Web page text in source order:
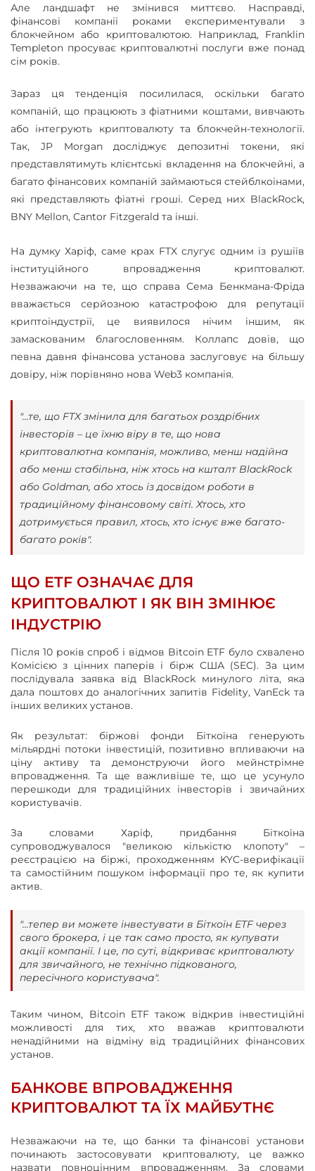
Але ландшафт не змінився миттєво. Насправді,
фінансові компанії роками експериментували з
блокчейном або криптовалютою. Наприклад, Franklin
Templeton просуває криптовалютні послуги вже понад
сім років.
Зараз ця тенденція посилилася, оскільки багато
компаній, що працюють з фіатними коштами, вивчають
або інтегрують криптовалюту та блокчейн-технології.
Так, JP Morgan досліджує депозитні токени, які
представлятимуть клієнтські вкладення на блокчейні, а
багато фінансових компаній займаються стейблкоінами,
які представляють фіатні гроші. Серед них BlackRock,
BNY Mellon, Cantor Fitzgerald та інші.
На думку Харіф, саме крах FTX слугує одним із рушіїв
інституційного впровадження криптовалют.
Незважаючи на те, що справа Сема Бенкмана-Фріда
вважається серйозною катастрофою для репутації
криптоіндустрії, це виявилося нічим іншим, як
замаскованим благословенням. Коллапс довів, що
певна давня фінансова установа заслуговує на більшу
довіру, ніж порівняно нова Web3 компанія.
"...те, що FTX змінила для багатьох роздрібних
інвесторів – це їхню віру в те, що нова
криптовалютна компанія, можливо, менш надійна
або менш стабільна, ніж хтось на кшталт BlackRock
або Goldman, або хтось із досвідом роботи в
традиційному фінансовому світі. Хтось, хто
дотримується правил, хтось, хто існує вже багато-
багато років".
ЩО ETF ОЗНАЧАЄ ДЛЯ
КРИПТОВАЛЮТ І ЯК ВІН ЗМІНЮЄ
ІНДУСТРІЮ
Після 10 років спроб і відмов Bitcoin ETF було схвалено
Комісією з цінних паперів і бірж США (SEC). За цим
послідувала заявка від BlackRock минулого літа, яка
дала поштовх до аналогічних запитів Fidelity, VanEck та
інших великих установ.
Як результат: біржові фонди Біткоїна генерують
мільярдні потоки інвестицій, позитивно впливаючи на
ціну активу та демонструючи його мейнстрімне
впровадження. Та ще важливіше те, що це усунуло
перешкоди для традиційних інвесторів і звичайних
користувачів.
За словами Харіф, придбання Біткоїна
супроводжувалося "великою кількістю клопоту" –
реєстрацією на біржі, проходженням KYC-верифікації
та самостійним пошуком інформації про те, як купити
актив.
"...тепер ви можете інвестувати в Біткоїн ETF через
свого брокера, і це так само просто, як купувати
акції компанії. І це, по суті, відкриває криптовалюту
для звичайного, не технічно підкованого,
пересічного користувача".
Таким чином, Bitcoin ETF також відкрив інвестиційні
можливості для тих, хто вважав криптовалюти
ненадійними на відміну від традиційних фінансових
установ.
БАНКОВЕ ВПРОВАДЖЕННЯ
КРИПТОВАЛЮТ ТА ЇХ МАЙБУТНЄ
Незважаючи на те, що банки та фінансові установи
починають застосовувати криптовалюту, це важко
назвати повноцінним впровадженням. За словами